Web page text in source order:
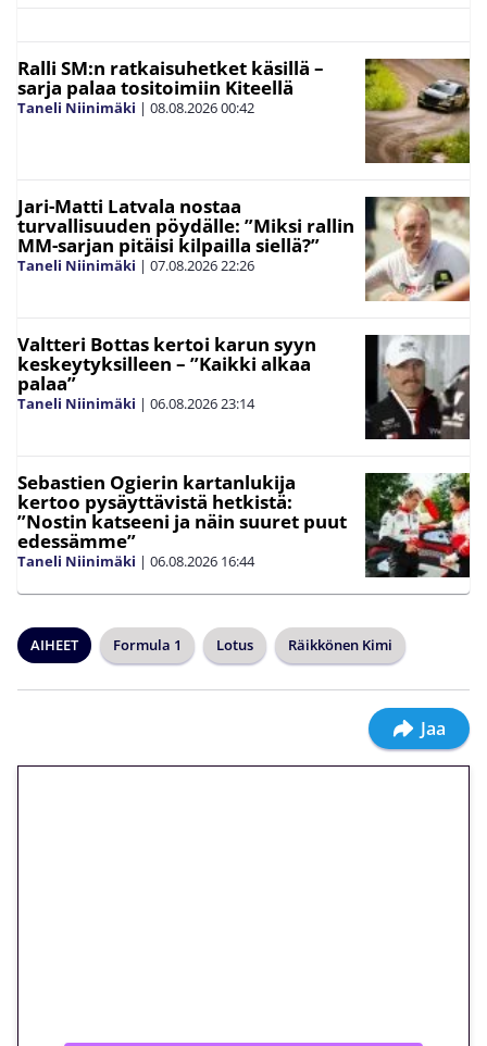
Ralli SM:n ratkaisuhetket käsillä –
sarja palaa tositoimiin Kiteellä
Taneli Niinimäki | 08.08.202600:42
Jari-Matti Latvala nostaa
turvallisuuden pöydälle: ”Miksi rallin
MM-sarjan pitäisi kilpailla siellä?”
Taneli Niinimäki | 07.08.202622:26
Valtteri Bottas kertoi karun syyn
keskeytyksilleen – ”Kaikki alkaa
palaa”
Taneli Niinimäki | 06.08.202623:14
Sebastien Ogierin kartanlukija
kertoo pysäyttävistä hetkistä:
”Nostin katseeni ja näin suuret puut
edessämme”
Taneli Niinimäki | 06.08.2026 16:44
AIHEET Formula 1 Lotus Räikkönen Kimi
Jaa